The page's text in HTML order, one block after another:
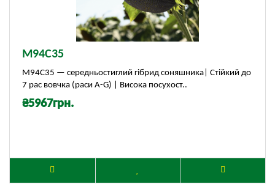
М94С35
М94С35 — середньостиглий гібрид соняшника| Стійкий до
7 рас вовчка (раси A-G) | Висока посухост..
₴5967грн.